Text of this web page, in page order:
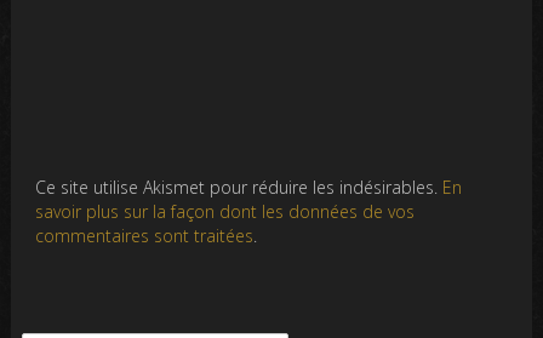
Ce site utilise Akismet pour réduire les indésirables. En
savoir plus sur la façon dont les données de vos
commentaires sont traitées.